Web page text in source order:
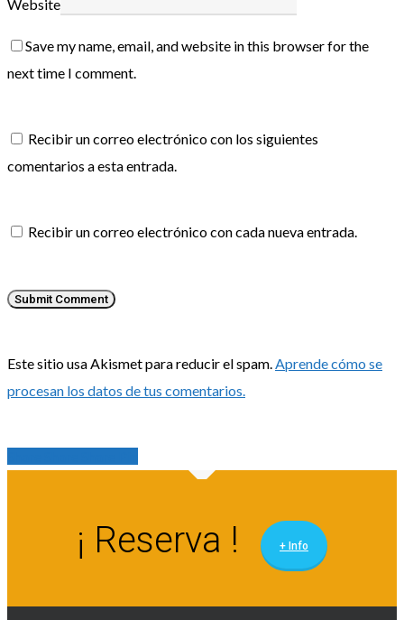
Website
Save my name, email, and website in this browser for the
next time I comment.
Recibir un correo electrónico con los siguientes
comentarios a esta entrada.
Recibir un correo electrónico con cada nueva entrada.
Este sitio usa Akismet para reducir el spam.Aprende cómo se
procesan los datos de tus comentarios.
¡ Reserva ! + Info